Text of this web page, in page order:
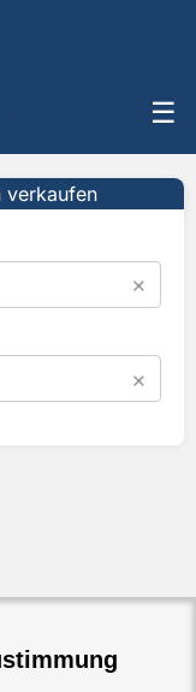
☰
verkaufen
×
×